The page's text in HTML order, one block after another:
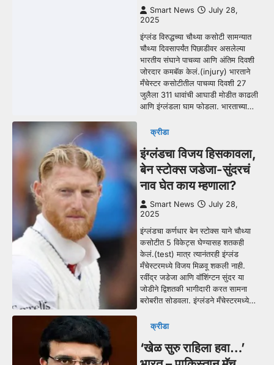
Smart News
July 28,
2025
इंग्लंड विरुद्धच्या चौथ्या कसोटी सामन्यात
चौथ्या दिवसापर्यंत पिछाडीवर असलेल्या
भारतीय संघाने पाचव्या आणि अंतिम दिवशी
जोरदार कमबॅक केलं.(injury) भारताने
मँचेस्टर कसोटीतील पाचव्या दिवशी 27
जुलैला 311 धावांची आघाडी मोडीत काढली
आणि इंग्लंडला घाम फोडला. भारताच्या…
क्रीडा
इंग्लंडचा विजय हिसकावला,
बेन स्टोक्स जडेजा-सुंदरचं
नाव घेत काय म्हणाला?
Smart News
July 28,
2025
इंग्लंडचा कर्णधार बेन स्टोक्स याने चौथ्या
कसोटीत 5 विकेट्स घेण्यासह शतकही
केलं.(test) मात्र त्यानंतरही इंग्लंड
मँचेस्टरमध्ये विजय मिळवू शकली नाही.
रवींद्र जडेजा आणि वॉशिंग्टन सुंदर या
जोडीने द्विशतकी भागीदारी करत सामना
बरोबरीत सोडवला. इंग्लंडने मँचेस्टरमध्ये…
क्रीडा
‘खेळ सुरु राहिला हवा…’